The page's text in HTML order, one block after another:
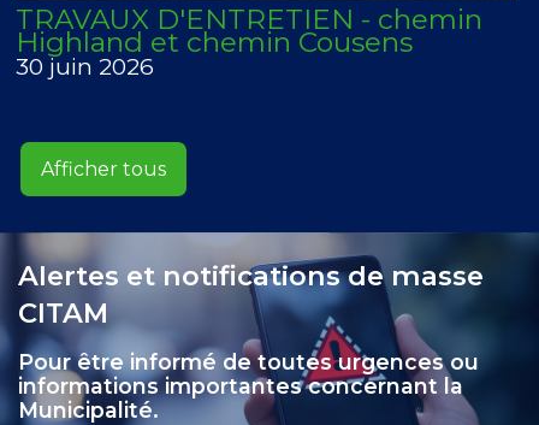
TRAVAUX D'ENTRETIEN - chemin
Highland et chemin Cousens
30 juin 2026
Afficher tous
Alertes et notifications de masse
CITAM
Pour être informé de toutes urgences ou
informations importantes concernant la
Municipalité.